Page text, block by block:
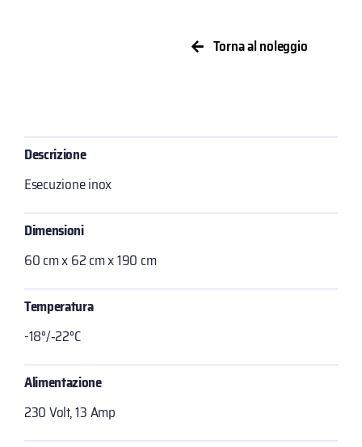
Torna al noleggio
Descrizione
Esecuzione inox
Dimensioni
60 cm x 62 cm x 190 cm
Temperatura
-18°/‐22°C
Alimentazione
230 Volt, 13 Amp